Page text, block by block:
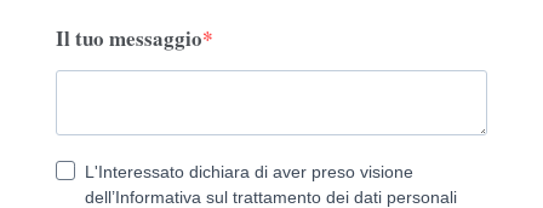
Il tuo messaggio
L'Interessato dichiara di aver preso visione
dell’Informativa sul trattamento dei dati personali